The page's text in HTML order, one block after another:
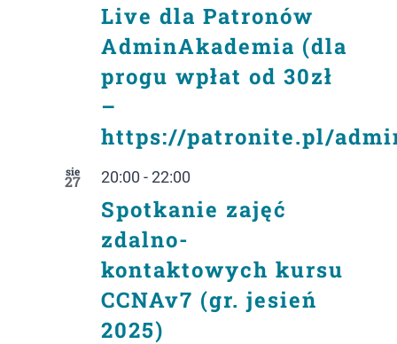
Live dla Patronów
AdminAkademia (dla
progu wpłat od 30zł
–
https://patronite.pl/
sie
27 20:00 - 22:00
Spotkanie zajęć
zdalno-
kontaktowych kursu
CCNAv7 (gr. jesień
2025)